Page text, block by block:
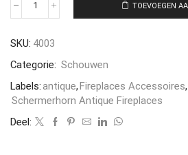
TOEVOEGEN
SKU: 4003
Categorie: Schouwen
Labels:antique,Fireplaces Accessoires,
Schermerhorn Antique Fireplaces
Deel: